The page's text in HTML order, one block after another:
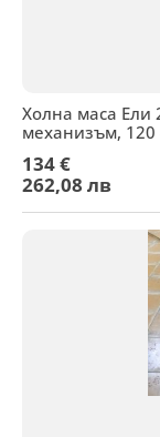
Холна маса Ели
механизъм,
134 €
262,08 лв